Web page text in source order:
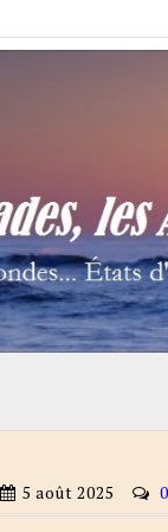
la Thalamège…
5 août 2025